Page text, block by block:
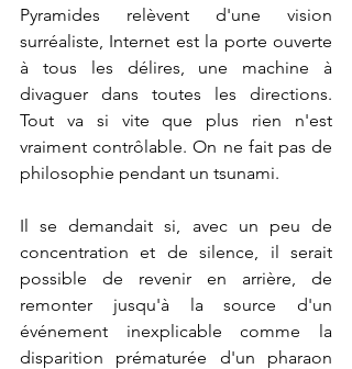
Pyramides relèvent d'une vision
surréaliste, Internet est la porte ouverte
à tous les délires, une machine à
divaguer dans toutes les directions.
Tout va si vite que plus rien n'est
vraiment contrôlable. On ne fait pas de
philosophie pendant un tsunami.
Il se demandait si, avec un peu de
concentration et de silence, il serait
possible de revenir en arrière, de
remonter jusqu'à la source d'un
événement inexplicable comme la
disparition prématurée d'un pharaon